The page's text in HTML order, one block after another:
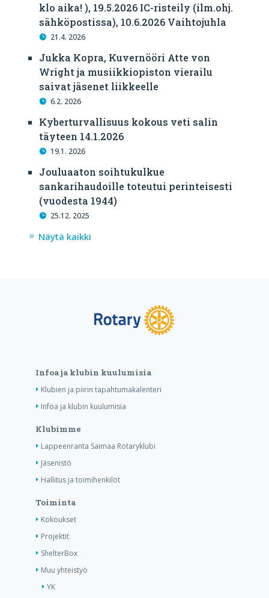
klo aika! ), 19.5.2026 IC-risteily (ilm.ohj.
sähköpostissa), 10.6.2026 Vaihtojuhla
21.4. 2026
Jukka Kopra, Kuvernööri Atte von
Wright ja musiikkiopiston vierailu
saivat jäsenet liikkeelle
6.2. 2026
Kyberturvallisuus kokous veti salin
täyteen 14.1.2026
19.1. 2026
Jouluaaton soihtukulkue
sankarihaudoille toteutui perinteisesti
(vuodesta 1944)
25.12. 2025
Näytä kaikki
Infoa ja klubin kuulumisia
Klubien ja piirin tapahtumakalenteri
Infoa ja klubin kuulumisia
Klubimme
Lappeenranta Saimaa Rotaryklubi
Jäsenistö
Hallitus ja toimihenkilöt
Toiminta
Kokoukset
Projektit
ShelterBox
Muu yhteistyö
YK